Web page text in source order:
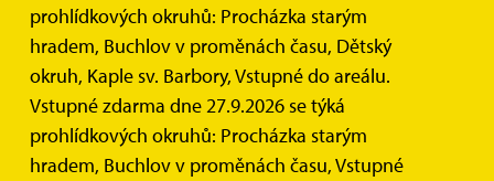
prohlídkových okruhů: Procházka starým
hradem, Buchlov v proměnách času, Dětský
okruh, Kaple sv. Barbory, Vstupné do areálu.
Vstupné zdarma dne 27.9.2026 se týká
prohlídkových okruhů: Procházka starým
hradem, Buchlov v proměnách času, Vstupné